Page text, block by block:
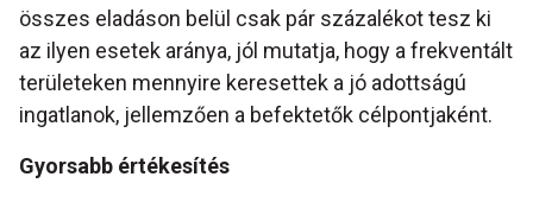
összes eladáson belül csak pár százalékot tesz ki
az ilyen esetek aránya, jól mutatja, hogy a frekventált
területeken mennyire keresettek a jó adottságú
ingatlanok, jellemzően a befektetők célpontjaként.
Gyorsabb értékesítés